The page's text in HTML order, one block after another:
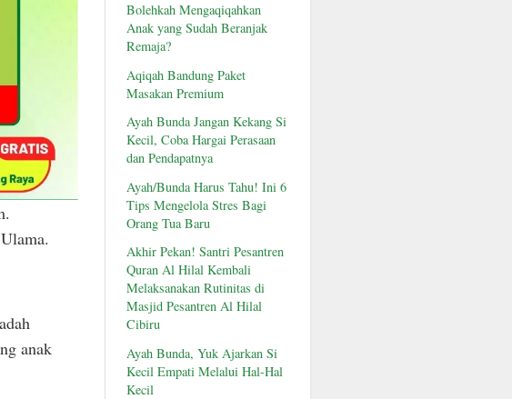
anak
Bolehkah Mengaqiqahkan
Anak yang Sudah Beranjak
Remaja?
Aqiqah Bandung Paket
Masakan Premium
Ayah Bunda Jangan Kekang Si
Kecil, Coba Hargai Perasaan
dan Pendapatnya
Ayah/Bunda Harus Tahu! Ini 6
Tips Mengelola Stres Bagi
Orang Tua Baru
Akhir Pekan! Santri Pesantren
Quran Al Hilal Kembali
Melaksanakan Rutinitas di
Masjid Pesantren Al Hilal
Cibiru
Ayah Bunda, Yuk Ajarkan Si
Kecil Empati Melalui Hal-Hal
Kecil